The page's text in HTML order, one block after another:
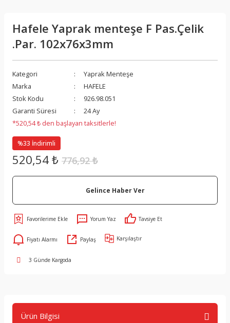
Hafele Yaprak menteşe F Pas.Çelik
.Par. 102x76x3mm
Kategori
Yaprak Menteşe
Marka
HAFELE
Stok Kodu
926.98.051
Garanti Süresi
24 Ay
*520,54 ₺ den başlayan taksitlerle!
%33 İndirimli
520,54 ₺ 776,92 ₺
Gelince Haber Ver
Yorum Yaz Tavsiye Et
Fiyatı Alarmı Paylaş Karşılaştır
3 Günde Kargoda
Ürün Bilgisi